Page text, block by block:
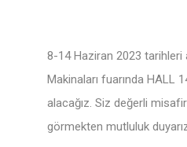
8-14 Haziran 2023 tarihleri
Makinaları fuarında HALL
alacağız. Siz değerli
görmekten mutluluk